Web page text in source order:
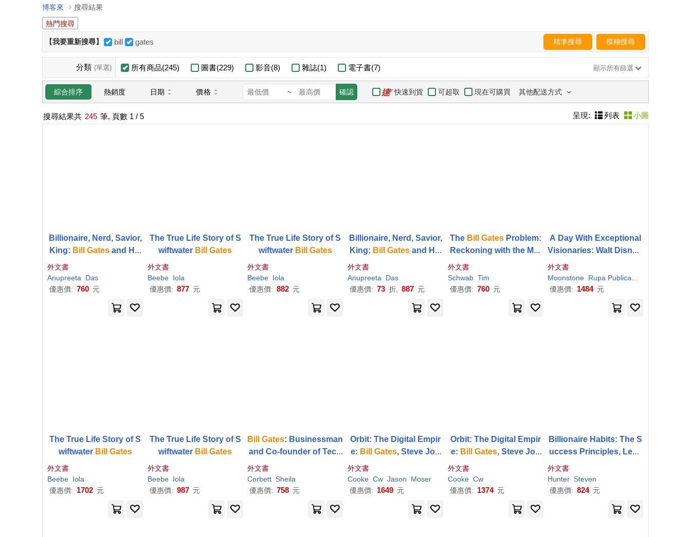
博客來
搜尋結果
熱門搜尋
【我要重新搜尋】 bill gates 精準搜尋 模糊搜尋
分類 (單選) 所有商品(245) 圖書(229) 影音(8) 雜誌(1) 電子書(7) 顯示所有篩選
綜合排序 熱銷度 日期 價格 ~ 確認 快速到貨 可超取 現在可購買 其他配送方式
搜尋結果共 245 筆, 頁數 1 / 5 呈現: 列表 小圖
Billionaire, Nerd, Savior,
King: Bill Gatesand His
Quest to Shape Our Wor
ld
外文書
Anupreeta
Das
優惠價: 760 元
The True Life Story of S
wiftwater Bill Gates
外文書
Beebe Iola
優惠價: 877 元
The True Life Story of S
wiftwater Bill Gates
外文書
Beebe Iola
優惠價: 882 元
Billionaire, Nerd, Savior,
King: Bill Gatesand His
Quest to Shape the Worl
d
外文書
Anupreeta
Das
優惠價: 73 折, 887 元
The Bill GatesProblem:
Reckoning with the Myt
h of the Good Billionaire
外文書
Schwab Tim
優惠價: 760 元
A Day With Exceptional
Visionaries: Walt Disney,
Bill Gates
in and The Beatles
外文書
Moonstone Rupa Publications
優惠價: 1484 元
The True Life Story of S
wiftwater Bill Gates
外文書
Beebe Iola
優惠價: 1702 元
The True Life Story of S
wiftwater Bill Gates
外文書
Beebe Iola
優惠價: 987 元
Bill Gates: Businessman
and Co-founder of Tech
Giant Microsoft (The Tru
th AboutBill
and Business Success
外文書
Corbett Sheila
優惠價: 758 元
Orbit: The Digital Empir
e: Bill Gates, Steve Job
s, Sergey Brin, Larry Pa
ge, Mark Zuckerberg & J
ack Dorsey
外文書
Cooke Cw Jason
Moser
優惠價: 1649 元
Orbit: The Digital Empir
e: Bill Gates, Steve Job
s, Sergey Brin, Larry Pa
ge, Mark Zuckerberg & J
ack Dorsey
外文書
Cooke Cw
優惠價: 1374 元
Billionaire Habits: The S
uccess Principles, Less
ons, and Morning Routi
nes of Elon Musk,
ates , Oprah Winfrey
外文書
Hunter Steven
優惠價: 824 元